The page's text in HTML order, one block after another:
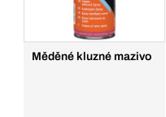
Měděné kluzné mazivo